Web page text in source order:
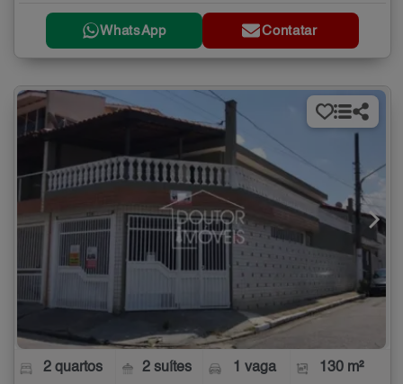
WhatsApp Contatar
2 quartos 2 suítes 1 vaga 130 m²